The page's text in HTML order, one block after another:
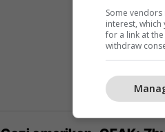
Some
interest,
for a link at
withdraw